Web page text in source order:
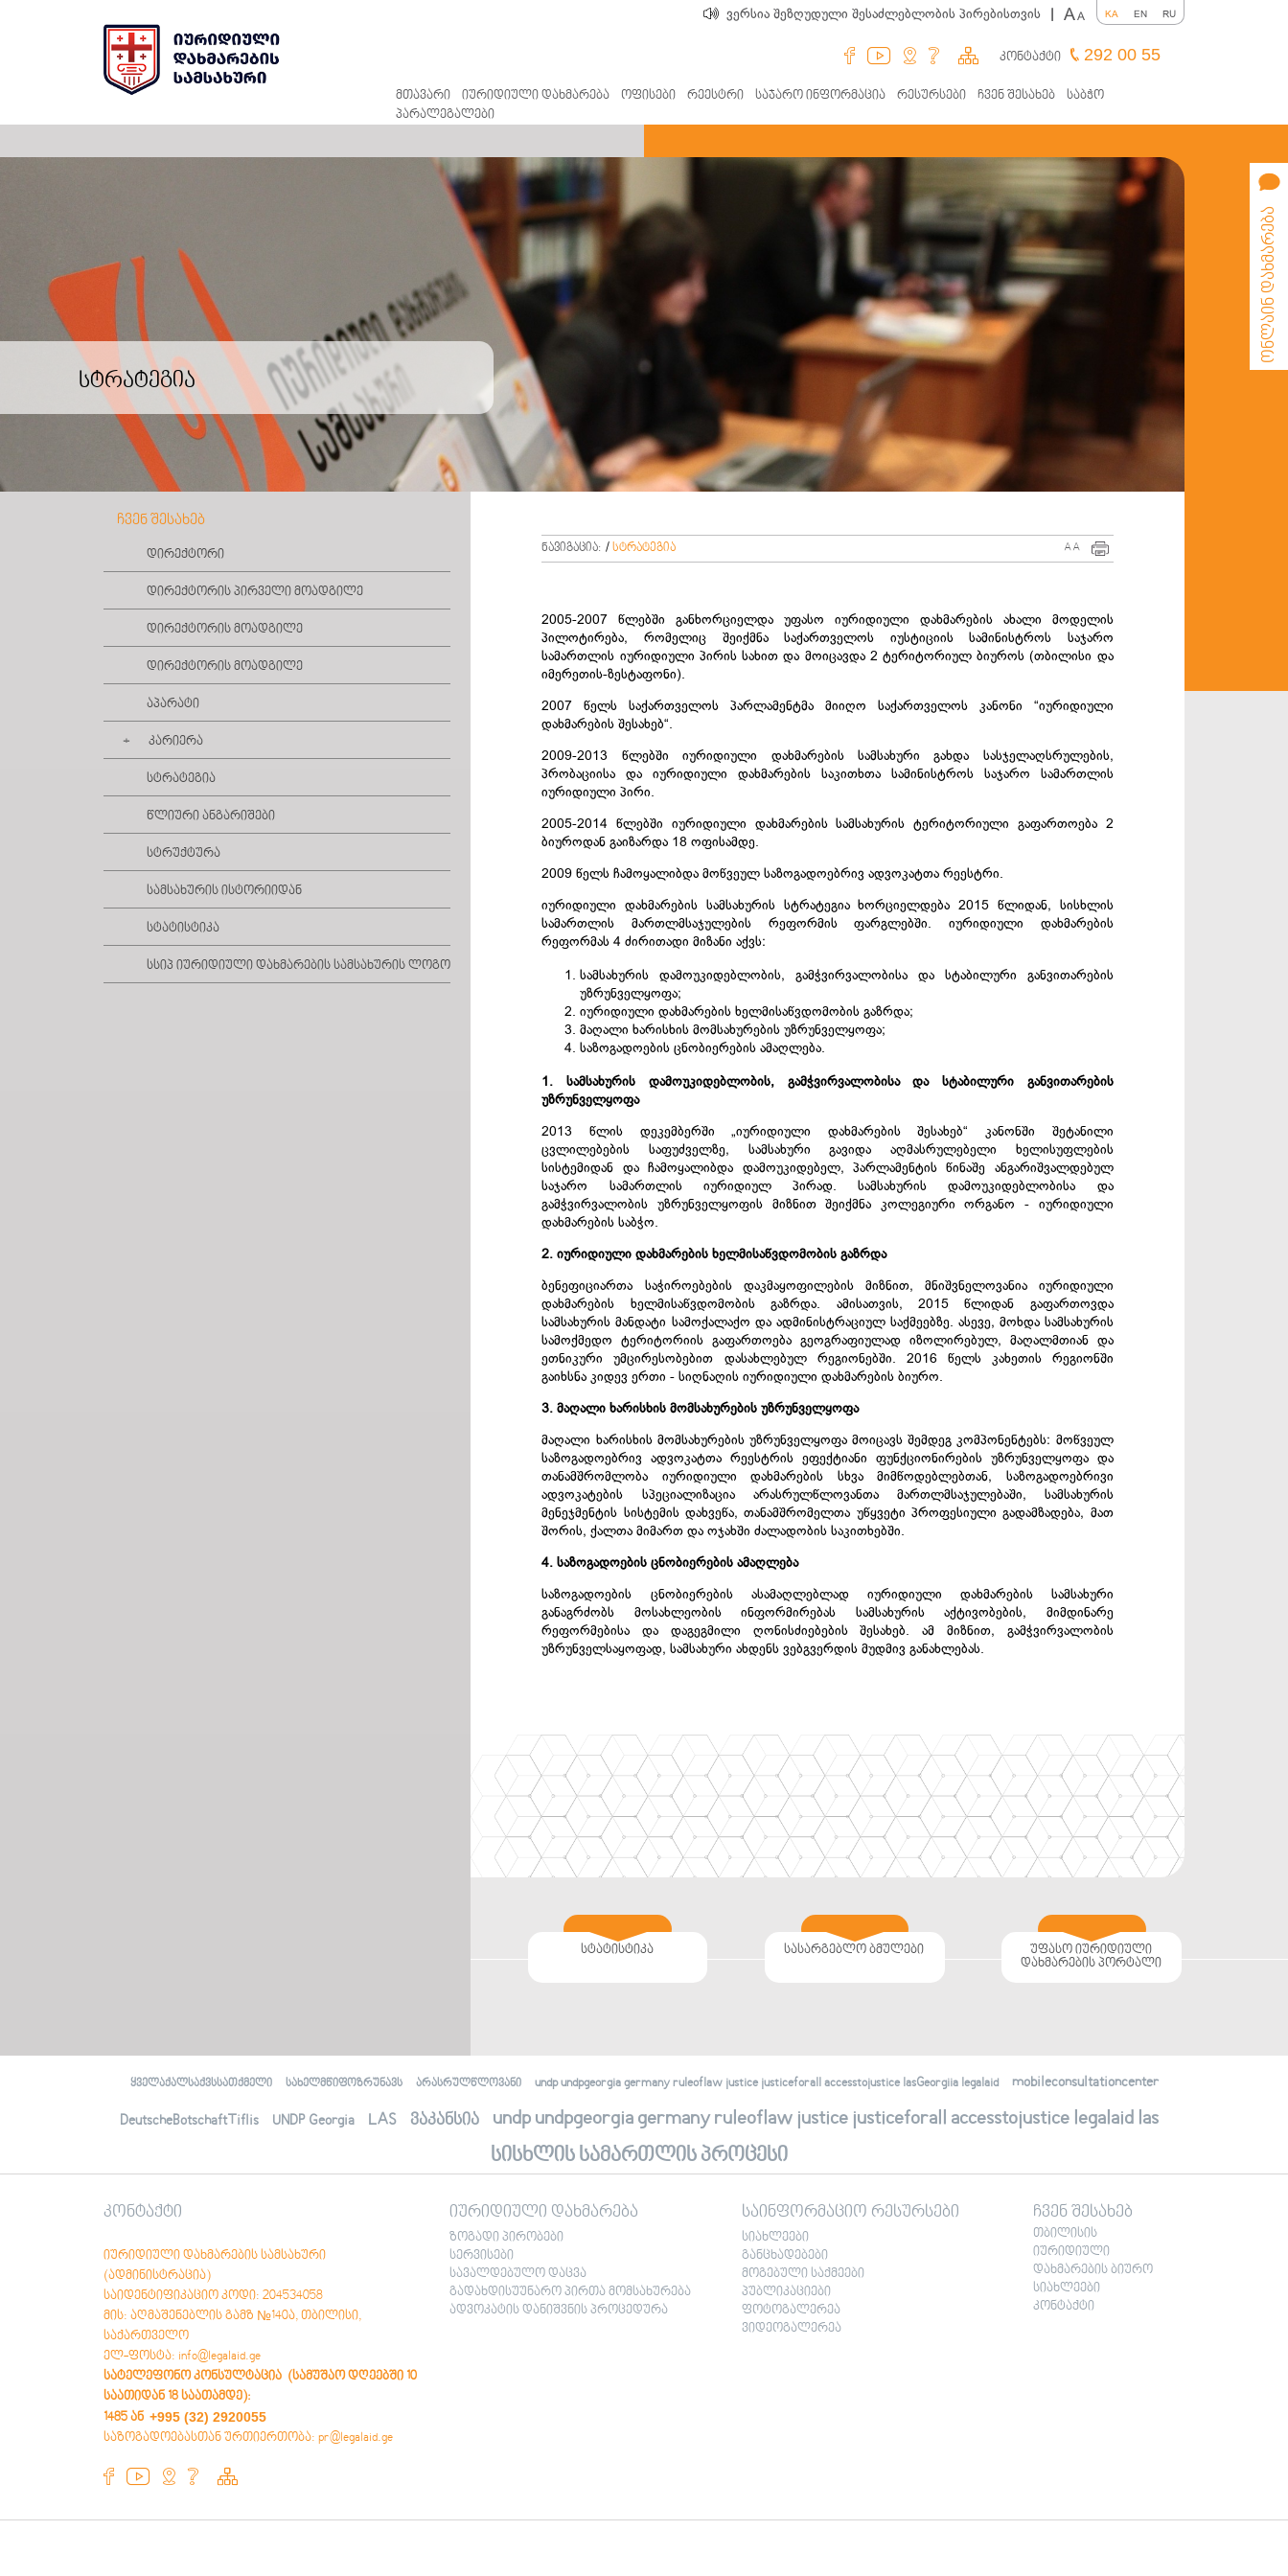
ვერსია შეზღუდული შესაძლებლობის პირებისთვის | AA KA EN RU
კონტაქტი 292 00 55
მთავარი იურიდიული დახმარება ოფისები რეესტრი საჯარო ინფორმაცია რესურსები ჩვენ შესახებ
საბჭო
პარალეგალები
სტრატეგია
ონლაინ დახმარება
ჩვენ შესახებ
დირექტორი
დირექტორის პირველი მოადგილე
დირექტორის მოადგილე
დირექტორის მოადგილე
აპარატი
კარიერა
როგორ გავხდე საზოგადოებრივი ადვოკატი
იურიდიული კლინიკის პროექტი
სტრატეგია
წლიური ანგარიშები
სტრუქტურა
სამსახურის ისტორიიდან
სტატისტიკა
სსიპ იურიდიული დახმარების სამსახურის ლოგო
ნავიგაცია: / სტრატეგია AA
2005-2007 წლებში განხორციელდა უფასო იურიდიული დახმარების ახალი მოდელის
პილოტირება, რომელიც შეიქმნა საქართველოს იუსტიციის სამინისტროს საჯარო
სამართლის იურიდიული პირის სახით და მოიცავდა 2 ტერიტორიულ ბიუროს (თბილისი და
იმერეთის-ზესტაფონი).
2007 წელს საქართველოს პარლამენტმა მიიღო საქართველოს კანონი “იურიდიული
დახმარების შესახებ“.
2009-2013 წლებში იურიდიული დახმარების სამსახური გახდა სასჯელაღსრულების,
პრობაციისა და იურიდიული დახმარების საკითხთა სამინისტროს საჯარო სამართლის
იურიდიული პირი.
2005-2014 წლებში იურიდიული დახმარების სამსახურის ტერიტორიული გაფართოება 2
ბიუროდან გაიზარდა 18 ოფისამდე.
2009 წელს ჩამოყალიბდა მოწვეულ საზოგადოებრივ ადვოკატთა რეესტრი.
იურიდიული დახმარების სამსახურის სტრატეგია ხორციელდება 2015 წლიდან, სისხლის
სამართლის მართლმსაჯულების რეფორმის ფარგლებში. იურიდიული დახმარების
რეფორმას 4 ძირითადი მიზანი აქვს:
სამსახურის დამოუკიდებლობის, გამჭვირვალობისა და სტაბილური განვითარების
უზრუნველყოფა;
იურიდიული დახმარების ხელმისაწვდომობის გაზრდა;
მაღალი ხარისხის მომსახურების უზრუნველყოფა;
საზოგადოების ცნობიერების ამაღლება.
1. სამსახურის დამოუკიდებლობის, გამჭვირვალობისა და სტაბილური განვითარების
უზრუნველყოფა
2013 წლის დეკემბერში „იურიდიული დახმარების შესახებ“ კანონში შეტანილი
ცვლილებების საფუძველზე, სამსახური გავიდა აღმასრულებელი ხელისუფლების
სისტემიდან და ჩამოყალიბდა დამოუკიდებელ, პარლამენტის წინაშე ანგარიშვალდებულ
საჯარო სამართლის იურიდიულ პირად. სამსახურის დამოუკიდებლობისა და
გამჭვირვალობის უზრუნველყოფის მიზნით შეიქმნა კოლეგიური ორგანო - იურიდიული
დახმარების საბჭო.
2. იურიდიული დახმარების ხელმისაწვდომობის გაზრდა
ბენეფიციართა საჭიროებების დაკმაყოფილების მიზნით, მნიშვნელოვანია იურიდიული
დახმარების ხელმისაწვდომობის გაზრდა. ამისათვის, 2015 წლიდან გაფართოვდა
სამსახურის მანდატი სამოქალაქო და ადმინისტრაციულ საქმეებზე. ასევე, მოხდა სამსახურის
სამოქმედო ტერიტორიის გაფართოება გეოგრაფიულად იზოლირებულ, მაღალმთიან და
ეთნიკური უმცირესობებით დასახლებულ რეგიონებში. 2016 წელს კახეთის რეგიონში
გაიხსნა კიდევ ერთი - სიღნაღის იურიდიული დახმარების ბიურო.
3. მაღალი ხარისხის მომსახურების უზრუნველყოფა
მაღალი ხარისხის მომსახურების უზრუნველყოფა მოიცავს შემდეგ კომპონენტებს: მოწვეულ
საზოგადოებრივ ადვოკატთა რეესტრის ეფექტიანი ფუნქციონირების უზრუნველყოფა და
თანამშრომლობა იურიდიული დახმარების სხვა მიმწოდებლებთან, საზოგადოებრივი
ადვოკატების სპეციალიზაცია არასრულწლოვანთა მართლმსაჯულებაში, სამსახურის
მენეჯმენტის სისტემის დახვეწა, თანამშრომელთა უწყვეტი პროფესიული გადამზადება, მათ
შორის, ქალთა მიმართ და ოჯახში ძალადობის საკითხებში.
4. საზოგადოების ცნობიერების ამაღლება
საზოგადოების ცნობიერების ასამაღლებლად იურიდიული დახმარების სამსახური
განაგრძობს მოსახლეობის ინფორმირებას სამსახურის აქტივობების, მიმდინარე
რეფორმებისა და დაგეგმილი ღონისძიებების შესახებ. ამ მიზნით, გამჭვირვალობის
უზრუნველსაყოფად, სამსახური ახდენს ვებგვერდის მუდმივ განახლებას.
სტატისტიკა სასარგებლო ბმულები
უფასო იურიდიული
დახმარების პორტალი
ყველაქალსაქვსსათქმელი სახელმწიფოზრუნავს არასრულწლოვანი undp undpgeorgia germany ruleoflaw justice justiceforall accesstojustice lasGeorgiia legalaid mobileconsultationcenter
DeutscheBotschaftTiflis UNDP Georgia LAS ვაკანსია
undp undpgeorgia germany ruleoflaw justice justiceforall accesstojustice legalaid las
სისხლის სამართლის პროცესი
კონტაქტი
იურიდიული დახმარების სამსახური
(ადმინისტრაცია)
საიდენტიფიკაციო კოდი: 204534058
მის: აღმაშენებლის გამზ №140ა, თბილისი,
საქართველო
ელ-ფოსტა: info@legalaid.ge
სატელეფონო კონსულტაცია (სამუშაო დღეებში 10
საათიდან 18 საათამდე):
1485 ან +995 (32) 2920055
საზოგადოებასთან ურთიერთობა: pr@legalaid.ge
იურიდიული დახმარება
ზოგადი პირობები
სერვისები
სავალდებულო დაცვა
გადახდისუუნარო პირთა მომსახურება
ადვოკატის დანიშვნის პროცედურა
საინფორმაციო რესურსები
სიახლეები
განცხადებები
მოგებული საქმეები
პუბლიკაციები
ფოტოგალერეა
ვიდეოგალერეა
ჩვენ შესახებ
თბილისის
იურიდიული
დახმარების ბიურო
სიახლეები
კონტაქტი